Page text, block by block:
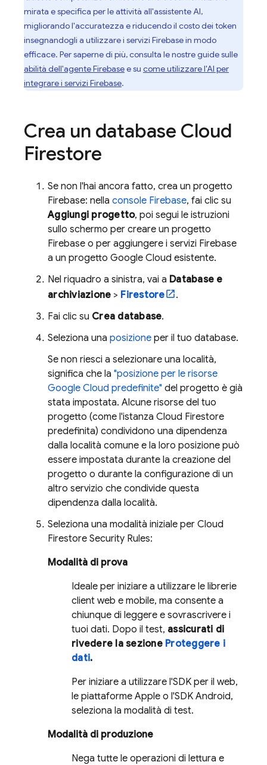
mirata e specifica per le attività all'assistente AI,
migliorando l'accuratezza e riducendo il costo dei token
insegnandogli a utilizzare i servizi Firebase in modo
efficace. Per saperne di più, consulta le nostre guide sulle
abilità dell'agente Firebasee su come utilizzare l'AI per
integrare i servizi Firebase.
Crea un database Cloud
Firestore
Se non l'hai ancora fatto, crea un progetto
Firebase: nella console Firebase, fai clic su
Aggiungi progetto, poi segui le istruzioni
sullo schermo per creare un progetto
Firebase o per aggiungere i servizi Firebase
a un progetto Google Cloud esistente.
Nel riquadro a sinistra, vai a Database e
archiviazione > Firestore
.
Fai clic su Crea database.
Seleziona una posizione per il tuo database.
Se non riesci a selezionare una località,
significa che la "posizione per le risorse
Google Cloud predefinite" del progetto è già
stata impostata. Alcune risorse del tuo
progetto (come l'istanza Cloud Firestore
predefinita) condividono una dipendenza
dalla località comune e la loro posizione può
essere impostata durante la creazione del
progetto o durante la configurazione di un
altro servizio che condivide questa
dipendenza dalla località.
Seleziona una modalità iniziale per Cloud
Firestore Security Rules:
Modalità di prova
Ideale per iniziare a utilizzare le librerie
client web e mobile, ma consente a
chiunque di leggere e sovrascrivere i
tuoi dati. Dopo il test, assicurati di
rivedere la sezione Proteggere i
dati.
Per iniziare a utilizzare l'SDK per il web,
le piattaforme Apple o l'SDK Android,
seleziona la modalità di test.
Modalità di produzione
Nega tutte le operazioni di lettura e